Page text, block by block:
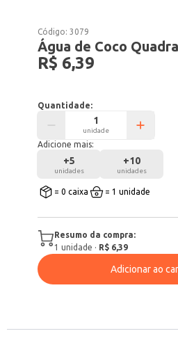
Código:3079
Água de Coco
R$ 6,39
Quantidade:
unidade
Adicione mais:
+5
unidades
+10
unidades
= 0 caixa = 1 unidade
Resumo da compra:
1 unidade · R$ 6,39
Adicionar ao